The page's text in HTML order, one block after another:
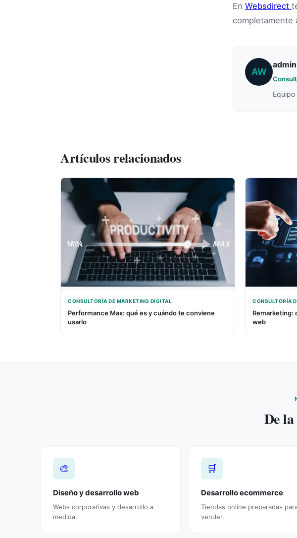
En Websdirect
completamente
AW
admin
Artículos relacionados
CONSULTORÍA DE MARKETING DIGITAL
Performance Max: qué es y cuándo te conviene
usarlo
CONSULTORÍA
Remarketing:
web
De
🎨
Diseño y desarrollo web
Webs corporativas y desarrollo a
medida.
🛒
Desarrollo ecommerce
Tiendas online preparadas
vender.